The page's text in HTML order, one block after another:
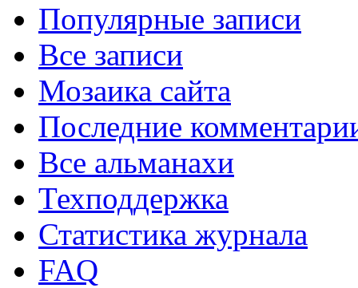
Популярные записи
Все записи
Мозаика сайта
Последние
Все альманахи
Техподдержка
Статистика журнала
FAQ